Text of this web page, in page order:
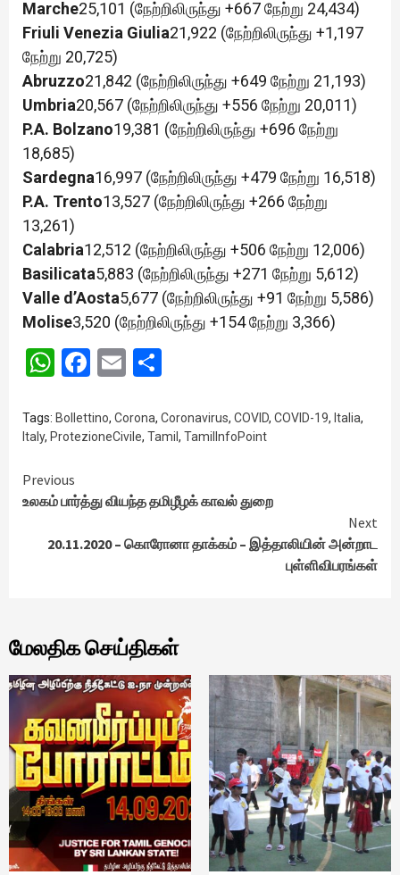
Marche25,101 (நேற்றிலிருந்து +667 நேற்று 24,434)
Friuli Venezia Giulia21,922 (நேற்றிலிருந்து +1,197
நேற்று 20,725)
Abruzzo21,842 (நேற்றிலிருந்து +649 நேற்று 21,193)
Umbria20,567 (நேற்றிலிருந்து +556 நேற்று 20,011)
P.A. Bolzano19,381 (நேற்றிலிருந்து +696 நேற்று
18,685)
Sardegna16,997 (நேற்றிலிருந்து +479 நேற்று 16,518)
P.A. Trento13,527 (நேற்றிலிருந்து +266 நேற்று
13,261)
Calabria12,512 (நேற்றிலிருந்து +506 நேற்று 12,006)
Basilicata5,883 (நேற்றிலிருந்து +271 நேற்று 5,612)
Valle d’Aosta5,677 (நேற்றிலிருந்து +91 நேற்று 5,586)
Molise3,520 (நேற்றிலிருந்து +154 நேற்று 3,366)
WhatsApp
Facebook
Email
Tags: Bollettino, Corona, Coronavirus, COVID, COVID-19, Italia,
Italy, ProtezioneCivile, Tamil , TamilInfoPoint
Continue
Reading
Previous
உலகம் பார்த்து வியந்த தமிழீழக் காவல் துறை
Next
20.11.2020 – கொரோனா தாக்கம் – இத்தாலியின் அன்றாட
புள்ளிவிபரங்கள்
மேலதிக செய்திகள்